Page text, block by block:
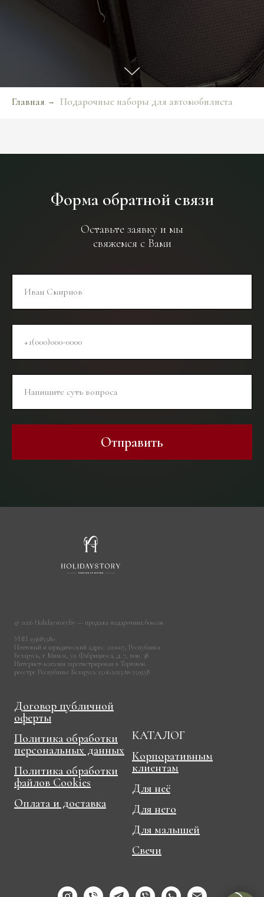
Главная → Подарочные наборы для автомобилиста
Форма обратной связи
Оставьте заявку и мы
свяжемся с Вами
Отправить
© 2026 Holidaystory.by — продажа подарочных боксов
УНП 193685580
Почтовый и юридический адрес: 220007, Республика
Беларусь, г. Минск, ул. Фабрициуса, д. 7, пом. 38
Интернет-магазин зарегистрирован в Торговом
реестре Республике Беларусь 15.06.2023 № 559558
Договор публичной
оферты
Политика обработки
персональных данных
Политика обработки
файлов Cookies
Оплата и доставка
КАТАЛОГ
Корпоративным
клиентам
Для неё
Для него
Для малышей
Свечи